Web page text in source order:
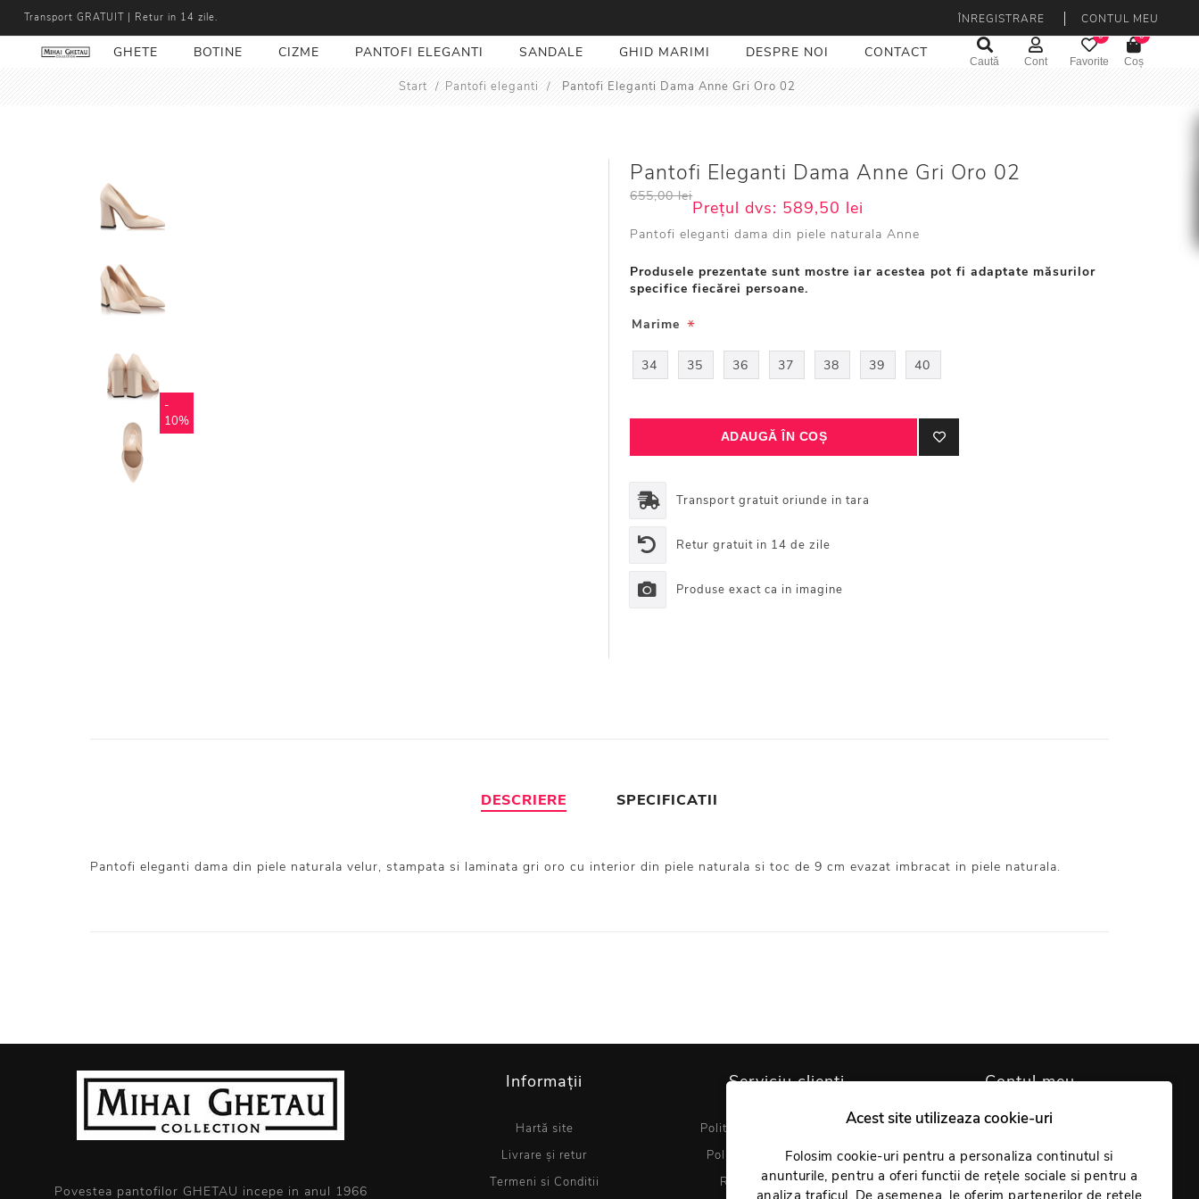
Transport GRATUIT | Retur in 14 zile. ÎNREGISTRARE CONTUL MEU
GHETE BOTINE CIZME PANTOFI ELEGANTI SANDALE GHID MARIMI DESPRE NOI CONTACT
Caută Cont Favorite
0
Coș
0
Start / Pantofi eleganti / Pantofi Eleganti Dama Anne Gri Oro 02
-
10%
Pantofi Eleganti Dama Anne Gri Oro 02
655,00 lei
Prețul dvs: 589,50 lei
Pantofi eleganti dama din piele naturala Anne
Produsele prezentate sunt mostre iar acestea pot fi adaptate măsurilor
specifice fiecărei persoane.
Marime *
34 35 36 37 38 39 40
Transport gratuit oriunde in tara
Retur gratuit in 14 de zile
Produse exact ca in imagine
DESCRIERE SPECIFICATII
Pantofi eleganti dama din piele naturala velur, stampata si laminata gri oro cu interior din piele naturala si toc de 9 cm evazat imbracat in piele naturala.
Povestea pantofilor GHETAU incepe in anul 1966
Informații
Hartă site
Livrare și retur
Termeni si Conditii
Serviciu clienți
Politica de utilizare cookie-uri
Politica de confidentialitate
Regulament Giveaway
Contul meu
Contul meu
Comenzi
Coș
Acest site utilizeaza cookie-uri
Folosim cookie-uri pentru a personaliza continutul si
anunturile, pentru a oferi functii de rețele sociale si pentru a
analiza traficul. De asemenea, le oferim partenerilor de retele